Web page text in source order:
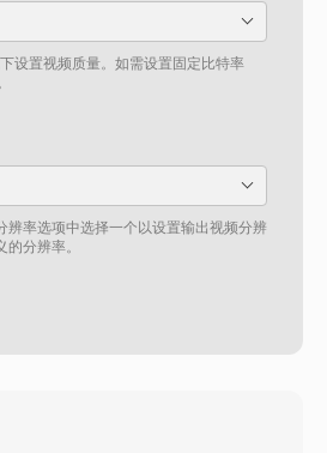
设置视频质量。如需设置固定比特率
辨率选项中选择一个以设置输出视频分辨
分辨率。